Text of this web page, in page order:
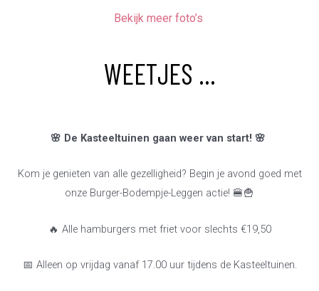
Bekijk meer foto’s
WEETJES ...
🌸 De Kasteeltuinen gaan weer van start! 🌸
Kom je genieten van alle gezelligheid? Begin je avond goed met
onze Burger-Bodempje-Leggen actie! 🍔🍟
🔥 Alle hamburgers met friet voor slechts €19,50
📅 Alleen op vrijdag vanaf 17.00 uur tijdens de Kasteeltuinen.